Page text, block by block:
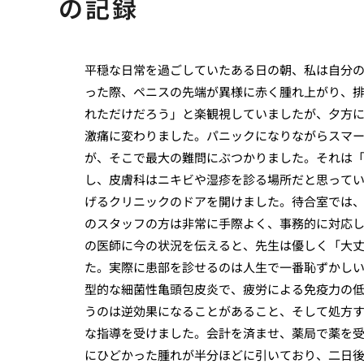
の記録
平穏な日常を過ごしていたある日の朝、私は自分
った際、ペニスの先端が異様に赤く腫れ上がり、
れただけだろう」と楽観視していましたが、夕方
激痛に変わりました。パニックになりながらスマ
が、そこで最大の難問にぶつかりました。それは
し、皮膚科はニキビや湿疹を診る場所だと思って
げるクリニックのドアを開けました。待合室では
のスタッフの方は非常に手際よく、事務的に対応
の医師に今の状況を伝えると、先生は優しく「大
た。実際に患部を診せるのは人生で一番恥ずかし
型的な細菌性亀頭包皮炎で、疲労による免疫力の
うのは逆効果になることがあること、そして処方
な指導を受けました。会計を済ませ、薬局で薬を
にひどかった腫れが半分ほどに引いており、二日